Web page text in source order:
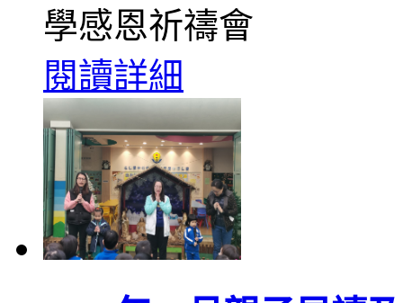
學感恩祈禱會
閱讀詳細